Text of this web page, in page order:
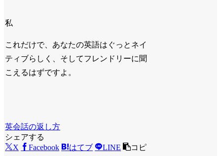
私
これだけで、あなたの英語はぐっとネイ
ティブらしく、そしてフレンドリーに聞
こえるはずですよ。
英会話の返し方
シェアする
X
Facebook はてブ LINE
コピ